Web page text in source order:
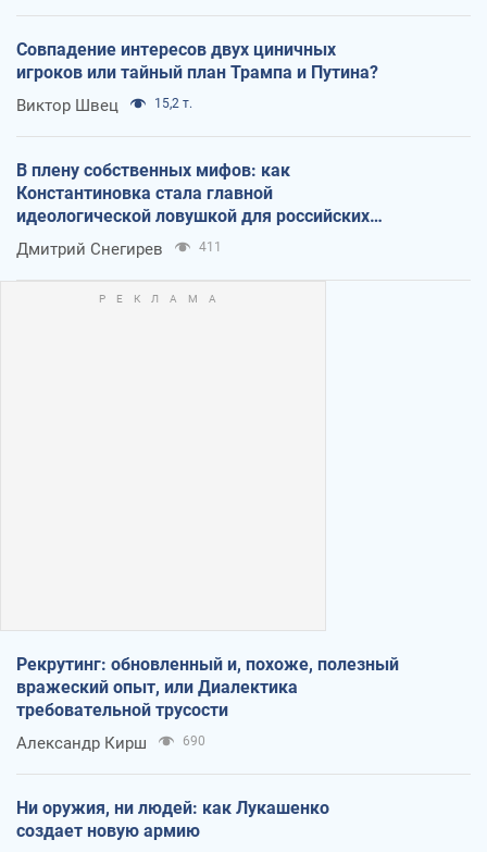
Совпадение интересов двух циничных
игроков или тайный план Трампа и Путина?
Виктор Швец 15,2 т.
В плену собственных мифов: как
Константиновка стала главной
идеологической ловушкой для российских
оккупантов
Дмитрий Снегирев 411
Рекрутинг: обновленный и, похоже, полезный
вражеский опыт, или Диалектика
требовательной трусости
Александр Кирш 690
Ни оружия, ни людей: как Лукашенко
создает новую армию